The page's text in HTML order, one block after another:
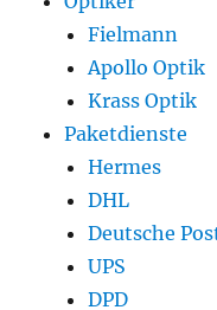
Fielmann
Apollo Optik
Krass Optik
Paketdienste
Hermes
DHL
Deutsche
UPS
DPD